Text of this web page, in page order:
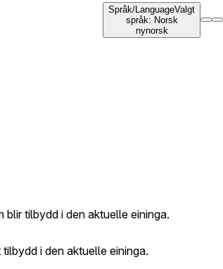
Språk/LanguageValgt
språk: Norsk
nynorsk
blir tilbydd i den aktuelle eininga.
i den aktuelle eininga.